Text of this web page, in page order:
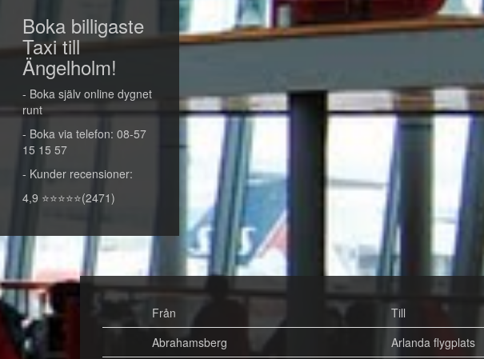
Boka billigaste
Taxi till
Ängelholm!
- Boka själv online dygnet
runt
- Boka via telefon: 08-57
15 15 57
- Kunder recensioner:
4,9 ⭐⭐⭐⭐⭐(2471)
Från Till
Abrahamsberg
Arlanda flygplats